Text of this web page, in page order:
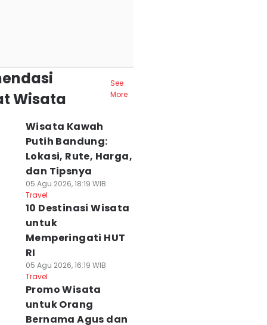
Wisata
See
More
Wisata Kawah
Putih Bandung:
Lokasi, Rute, Harga,
dan Tipsnya
05 Agu 2026, 18:19 WIB
Travel
10 Destinasi Wisata
untuk
Memperingati HUT
RI
05 Agu 2026, 16:19 WIB
Travel
Promo Wisata
untuk Orang
Bernama Agus dan